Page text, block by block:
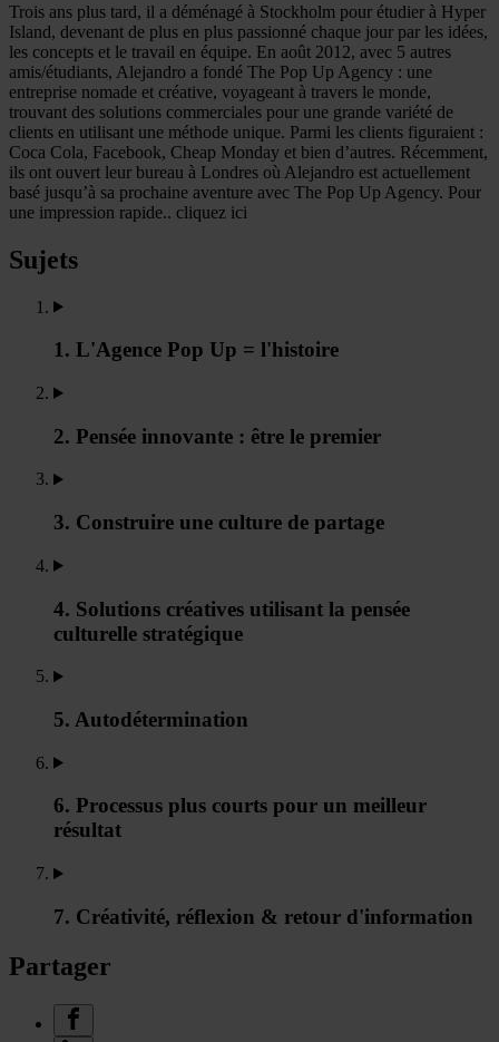
Trois ans plus tard, il a déménagé à Stockholm pour étudier à Hyper
Island, devenant de plus en plus passionné chaque jour par les idées,
les concepts et le travail en équipe. En août 2012, avec 5 autres
amis/étudiants, Alejandro a fondé The Pop Up Agency : une
entreprise nomade et créative, voyageant à travers le monde,
trouvant des solutions commerciales pour une grande variété de
clients en utilisant une méthode unique. Parmi les clients figuraient :
Coca Cola, Facebook, Cheap Monday et bien d’autres. Récemment,
ils ont ouvert leur bureau à Londres où Alejandro est actuellement
basé jusqu’à sa prochaine aventure avec The Pop Up Agency. Pour
une impression rapide.. cliquez ici
Sujets
1. L'Agence Pop Up = l'histoire
2. Pensée innovante : être le premier
3. Construire une culture de partage
4. Solutions créatives utilisant la pensée
culturelle stratégique
5. Autodétermination
6. Processus plus courts pour un meilleur
résultat
7. Créativité, réflexion & retour d'information
Partager